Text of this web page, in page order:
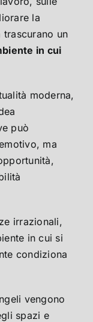
la
un
in cui
moderna,
può
ma
irrazionali,
in cui si
condiziona
vengono
spazi e